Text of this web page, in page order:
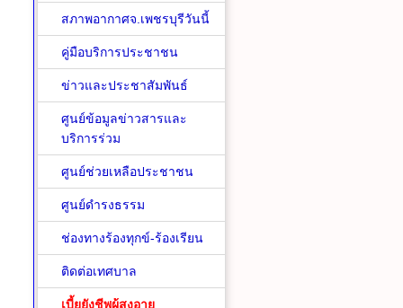
สภาพอากาศจ.เพชรบุรีวันนี้
คู่มือบริการประชาชน
ข่าวและประชาสัมพันธ์
ศูนย์ข้อมูลข่าวสารและ
บริการร่วม
ศูนย์ช่วยเหลือประชาชน
ศูนย์ดำรงธรรม
ช่องทางร้องทุกข์-ร้องเรียน
ติดต่อเทศบาล
เบี้ยยังชีพผู้สูงอายุ